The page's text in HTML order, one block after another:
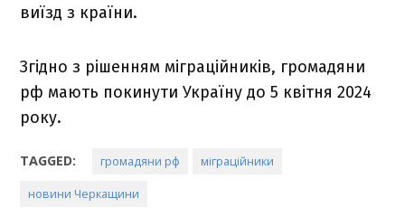
виїзд з країни.
Згідно з рішенням міграційників, громадяни
рф мають покинути Україну до 5 квітня 2024
року.
TAGGED: громадяни рф міграційники
новини Черкащини